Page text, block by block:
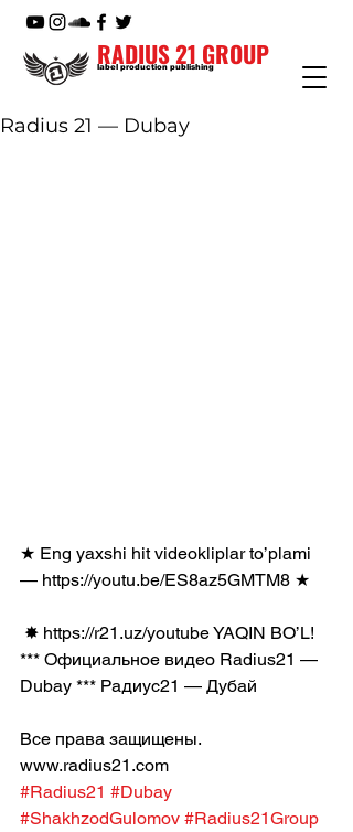
label production publishing
RADIUS 21 GROUP
Radius 21 — Dubay
★ Eng yaxshi hit videokliplar to’plami
— https://youtu.be/ES8az5GMTM8 ★
*** Официальное видео Radius21 —
Dubay *** Радиус21 — Дубай
Все права защищены.
www.radius21.com
#Radius21 #Dubay
#ShakhzodGulomov #Radius21Group